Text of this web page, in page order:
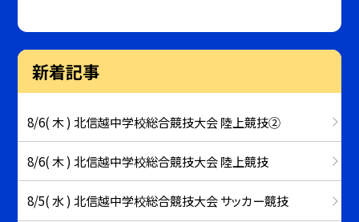
新着記事
8/6( 木 ) 北信越中学校総合競技大会 陸上競技②
8/6( 木 ) 北信越中学校総合競技大会 陸上競技
8/5( 水 ) 北信越中学校総合競技大会 サッカー競技